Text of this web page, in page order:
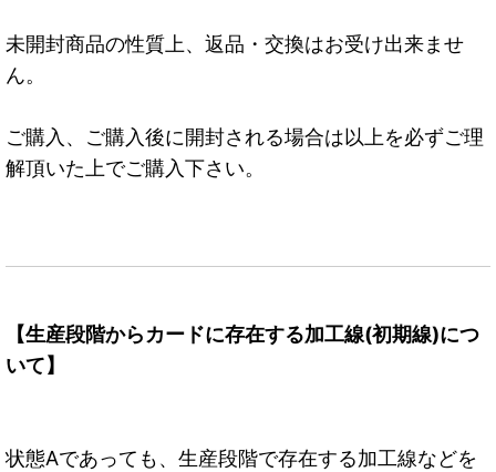
未開封商品の性質上、返品・交換はお受け出来ませ
ん。
ご購入、ご購入後に開封される場合は以上を必ずご理
解頂いた上でご購入下さい。
【生産段階からカードに存在する加工線(初期線)につ
いて】
状態Aであっても、生産段階で存在する加工線などを